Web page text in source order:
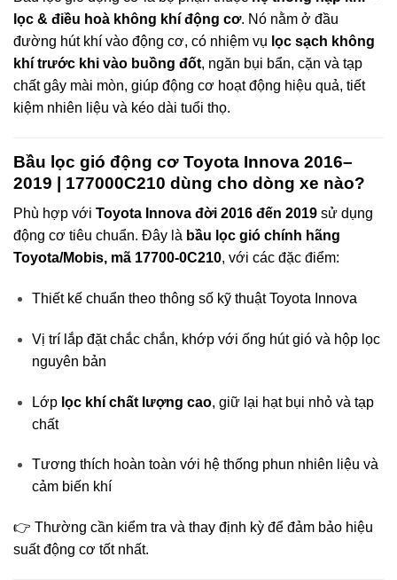
lọc & điều hoà không khí động cơ. Nó nằm ở đầu
đường hút khí vào động cơ, có nhiệm vụ lọc sạch không
khí trước khi vào buồng đốt, ngăn bụi bẩn, cặn và tạp
chất gây mài mòn, giúp động cơ hoạt động hiệu quả, tiết
kiệm nhiên liệu và kéo dài tuổi thọ.
Bầu lọc gió động cơ Toyota Innova 2016–
2019 | 177000C210 dùng cho dòng xe nào?
Phù hợp với Toyota Innova đời 2016 đến 2019 sử dụng
động cơ tiêu chuẩn. Đây là bầu lọc gió chính hãng
Toyota/Mobis, mã 17700-0C210, với các đặc điểm:
Thiết kế chuẩn theo thông số kỹ thuật Toyota Innova
Vị trí lắp đặt chắc chắn, khớp với ống hút gió và hộp lọc
nguyên bản
Lớp lọc khí chất lượng cao, giữ lại hạt bụi nhỏ và tạp
chất
Tương thích hoàn toàn với hệ thống phun nhiên liệu và
cảm biến khí
👉 Thường cần kiểm tra và thay định kỳ để đảm bảo hiệu
suất động cơ tốt nhất.